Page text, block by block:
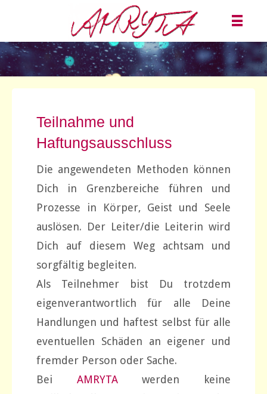
Teilnahme und
Haftungsausschluss
Die angewendeten Methoden können
Dich in Grenzbereiche führen und
Prozesse in Körper, Geist und Seele
auslösen. Der Leiter/die Leiterin wird
Dich auf diesem Weg achtsam und
sorgfältig begleiten.
Als Teilnehmer bist Du trotzdem
eigenverantwortlich für alle Deine
Handlungen und haftest selbst für alle
eventuellen Schäden an eigener und
fremder Person oder Sache.
Bei AMRYTAwerden keine